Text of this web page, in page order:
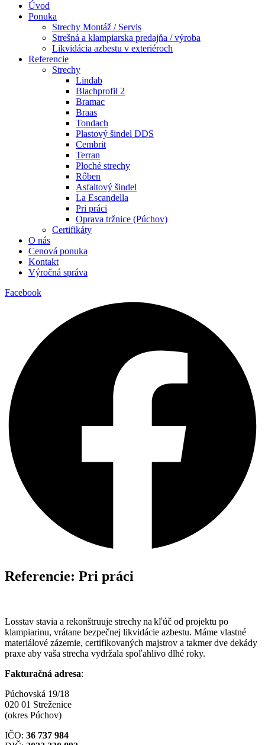
Úvod
Ponuka
Strechy Montáž / Servis
Strešná a klampiarska predajňa / výroba
Likvidácia azbestu v exteriéroch
Referencie
Strechy
Lindab​
Blachprofil 2
Bramac
Braas
Tondach
Plastový šindel DDS
Cembrit
Terran
Ploché strechy
Rőben
Asfaltový šindel
La Escandella
Pri práci
Oprava tržnice (Púchov)
Certifikáty
O nás
Cenová ponuka
Kontakt
Výročná správa
Facebook
Referencie: Pri práci
Losstav stavia a rekonštruuje strechy na kľúč od projektu po
klampiarinu, vrátane bezpečnej likvidácie azbestu. Máme vlastné
materiálové zázemie, certifikovaných majstrov a takmer dve dekády
praxe aby vaša strecha vydržala spoľahlivo dlhé roky.
Fakturačná adresa:
Púchovská 19/18
020 01 Streženice
(okres Púchov)
IČO: 36 737 984